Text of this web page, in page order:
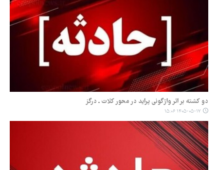
دو کشته بر اثر واژگونی پراید در محور کلات ـ درگز
۱۴۰۵-۰۵-۱۷ ۱۵:۰۶